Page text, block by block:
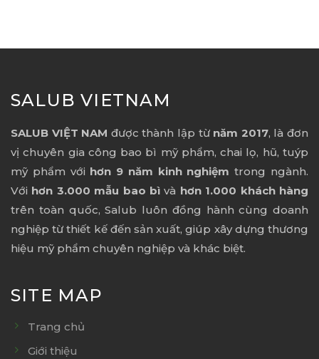
SALUB VIETNAM
SALUB VIỆT NAM được thành lập từ năm 2017, là đơn
vị chuyên gia công bao bì mỹ phẩm, chai lọ, hũ, tuýp
mỹ phẩm với hơn 9 năm kinh nghiệm trong ngành.
Với hơn 3.000 mẫu bao bì và hơn 1.000 khách hàng
trên toàn quốc, Salub luôn đồng hành cùng doanh
nghiệp từ thiết kế đến sản xuất, giúp xây dựng thương
hiệu mỹ phẩm chuyên nghiệp và khác biệt.
SITE MAP
Trang chủ
Giới thiệu